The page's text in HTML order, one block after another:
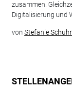
zusammen.
Digitalisierung und
von Stefanie